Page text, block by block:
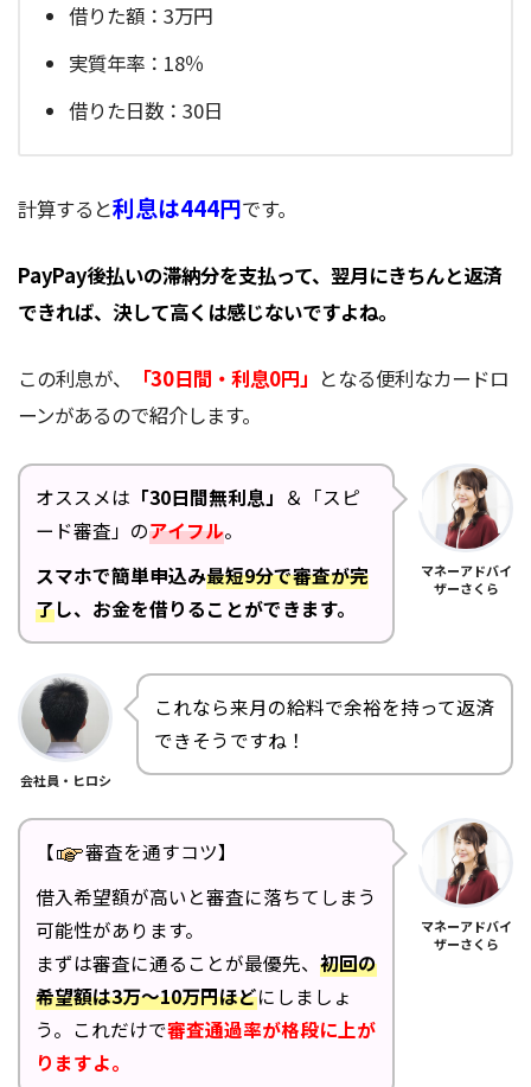
借りた額：3万円
実質年率：18％
借りた日数：30日
計算すると利息は444円です。
PayPay後払いの滞納分を支払って、翌月にきちんと返済
できれば、決して高くは感じないですよね。
この利息が、 「30日間・利息0円」 となる便利なカードロ
ーンがあるので紹介します。
オススメは 「30日間無利息」 ＆「スピ
ード審査」のアイフル。
スマホで簡単申込み最短9分で審査が完
了し、お金を借りることができます。
マネーアドバイ
ザーさくら
会社員・ヒロシ
これなら来月の給料で余裕を持って返済
できそうですね！
【
審査を通すコツ】
借入希望額が高いと審査に落ちてしまう
可能性があります。
まずは審査に通ることが最優先、 初回の
希望額は3万～10万円ほどにしましょ
う。これだけで審査通過率が格段に上が
りますよ。
マネーアドバイ
ザーさくら